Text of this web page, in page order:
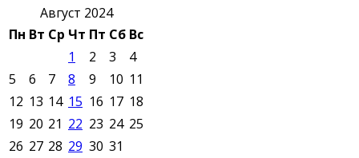
Август 2024
Пн Вт Ср Чт Пт Сб Вс
1
2 3
4
5
6 7 8 9 10 11
12 13 14 15 16 17 18
19 20 21 22 23 24 25
26 27 28 29 30 31